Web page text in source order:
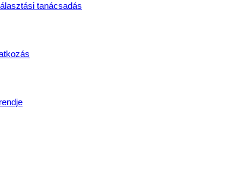
tanácsadás
ne maradj le legfontosabb híreinkről, új INGYENES